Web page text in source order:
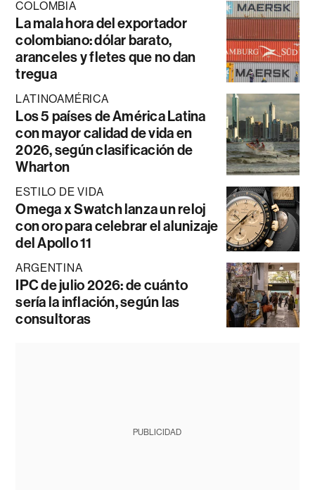
COLOMBIA
La mala hora del exportador
colombiano: dólar barato,
aranceles y fletes que no dan
tregua
LATINOAMÉRICA
Los 5 países de América Latina
con mayor calidad de vida en
2026, según clasificación de
Wharton
ESTILO DE VIDA
Omega x Swatch lanza un reloj
con oro para celebrar el alunizaje
del Apollo 11
ARGENTINA
IPC de julio 2026: de cuánto
sería la inflación, según las
consultoras
PUBLICIDAD